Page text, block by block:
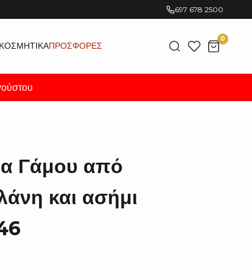
697 678 2500
ΠΡΟΣΦΟΡΈΣ
0
Γάμου από
και ασήμι